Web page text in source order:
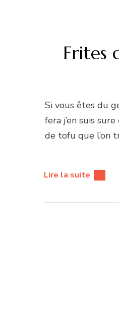
Frites
Si vous êtes du
fera j’en suis
de tofu que l’on
Lire la suite